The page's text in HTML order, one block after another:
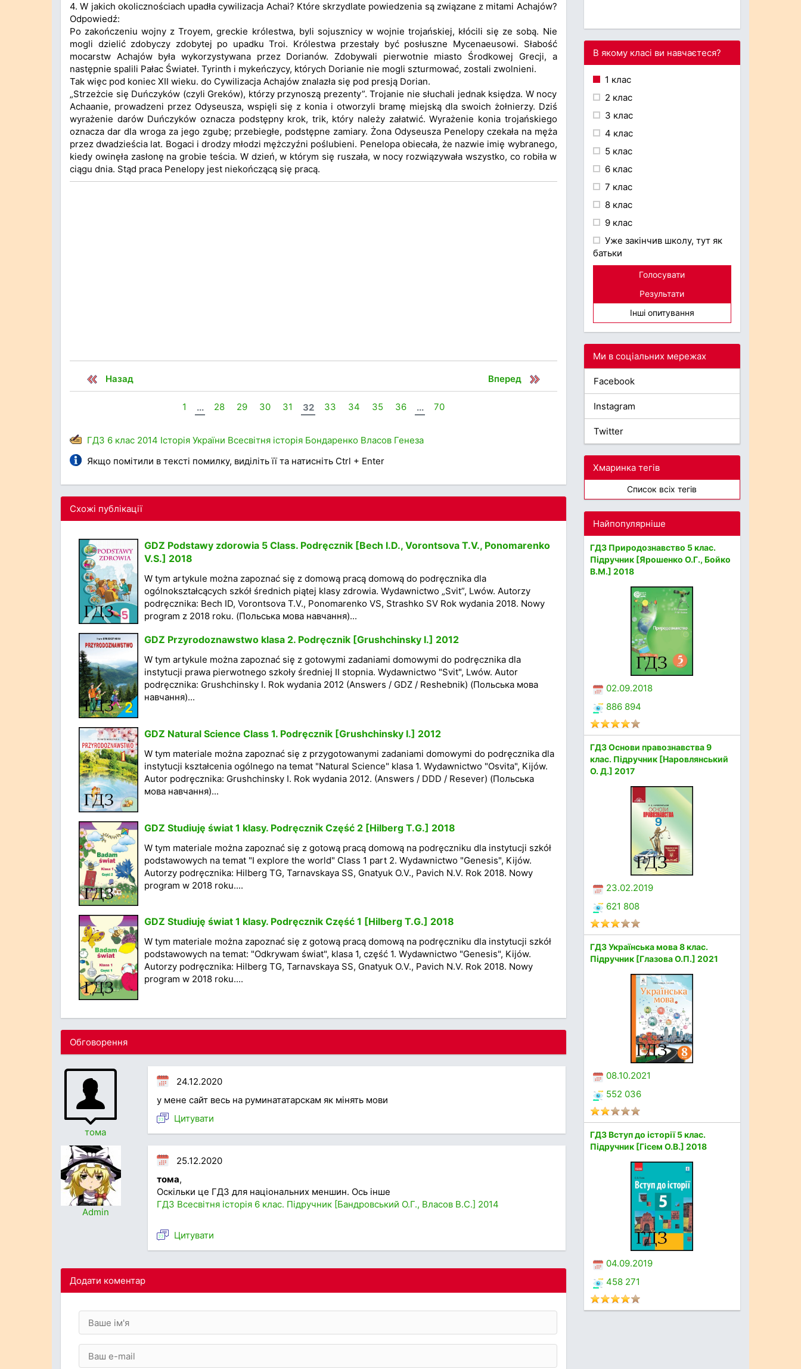
4. W jakich okolicznościach upadła cywilizacja Achai? Które skrzydlate powiedzenia są związane z mitami Achajów?
Odpowiedź:
Po zakończeniu wojny z Troyem, greckie królestwa, byli sojusznicy w wojnie trojańskiej, kłócili się ze sobą. Nie
mogli dzielić zdobyczy zdobytej po upadku Troi. Królestwa przestały być posłuszne Mycenaeusowi. Słabość
mocarstw Achajów była wykorzystywana przez Dorianów. Zdobywali pierwotnie miasto Środkowej Grecji, a
następnie spalili Pałac Świateł. Tyrinth i mykeńczycy, których Dorianie nie mogli szturmować, zostali zwolnieni.
Tak więc pod koniec XII wieku. do Cywilizacja Achajów znalazła się pod presją Dorian.
„Strzeżcie się Duńczyków (czyli Greków), którzy przynoszą prezenty”. Trojanie nie słuchali jednak księdza. W nocy
Achaanie, prowadzeni przez Odyseusza, wspięli się z konia i otworzyli bramę miejską dla swoich żołnierzy. Dziś
wyrażenie darów Duńczyków oznacza podstępny krok, trik, który należy załatwić. Wyrażenie konia trojańskiego
oznacza dar dla wroga za jego zgubę; przebiegłe, podstępne zamiary. Żona Odyseusza Penelopy czekała na męża
przez dwadzieścia lat. Bogaci i drodzy młodzi mężczyźni poślubieni. Penelopa obiecała, że nazwie imię wybranego,
kiedy owinęła zasłonę na grobie teścia. W dzień, w którym się ruszała, w nocy rozwiązywała wszystko, co robiła w
ciągu dnia. Stąd praca Penelopy jest niekończącą się pracą.
Назад Вперед
1 ... 28 29 30 31 32 33 34 35 36 ... 70
ГДЗ 6 клас 2014 Історія України Всесвітня історія Бондаренко Власов Генеза
Якщо помітили в тексті помилку, виділіть її та натисніть Ctrl + Enter
Схожі публікації
GDZ Podstawy zdorowia 5 Class. Podręcznik [Bech I.D., Vorontsova T.V., Ponomarenko
V.S.] 2018
W tym artykule można zapoznać się z domową pracą domową do podręcznika dla
ogólnokształcących szkół średnich piątej klasy zdrowia. Wydawnictwo „Svit”, Lwów. Autorzy
podręcznika: Bech ID, Vorontsova T.V., Ponomarenko VS, Strashko SV Rok wydania 2018. Nowy
program z 2018 roku. (Польська мова навчання)...
GDZ Przyrodoznawstwo klasa 2. Podręcznik [Grushchinsky I.] 2012
W tym artykule można zapoznać się z gotowymi zadaniami domowymi do podręcznika dla
instytucji prawa pierwotnego szkoły średniej II stopnia. Wydawnictwo "Svit", Lwów. Autor
podręcznika: Grushchinsky I. Rok wydania 2012 (Answers / GDZ / Reshebnik) (Польська мова
навчання)...
GDZ Natural Science Class 1. Podręcznik [Grushchinsky I.] 2012
W tym materiale można zapoznać się z przygotowanymi zadaniami domowymi do podręcznika dla
instytucji kształcenia ogólnego na temat "Natural Science" klasa 1. Wydawnictwo "Osvita", Kijów.
Autor podręcznika: Grushchinsky I. Rok wydania 2012. (Answers / DDD / Resever) (Польська
мова навчання)...
GDZ Studiuję świat 1 klasy. Podręcznik Część 2 [Hilberg T.G.] 2018
W tym materiale można zapoznać się z gotową pracą domową na podręczniku dla instytucji szkół
podstawowych na temat "I explore the world" Class 1 part 2. Wydawnictwo "Genesis", Kijów.
Autorzy podręcznika: Hilberg TG, Tarnavskaya SS, Gnatyuk O.V., Pavich N.V. Rok 2018. Nowy
program w 2018 roku....
GDZ Studiuję świat 1 klasy. Podręcznik Część 1 [Hilberg T.G.] 2018
W tym materiale można zapoznać się z gotową pracą domową na podręczniku dla instytucji szkół
podstawowych na temat: "Odkrywam świat", klasa 1, część 1. Wydawnictwo "Genesis", Kijów.
Autorzy podręcznika: Hilberg TG, Tarnavskaya SS, Gnatyuk O.V., Pavich N.V. Rok 2018. Nowy
program w 2018 roku....
Обговорення
тома
24.12.2020
у мене сайт весь на руминататарскам як мінять мови
Цитувати
Admin
25.12.2020
тома,
Оскільки це ГДЗ для національних меншин. Ось інше
ГДЗ Всесвітня історія 6 клас. Підручник [Бандровський О.Г., Власов В.С.] 2014
Цитувати
Додати коментар
В якому класі ви навчаєтеся?
1 клас
2 клас
3 клас
4 клас
5 клас
6 клас
7 клас
8 клас
9 клас
Уже закінчив школу, тут як
батьки
Голосувати
Результати
Інші опитування
Ми в соціальних мережах
Facebook
Instagram
Twitter
Хмаринка тегів
Список всіх тегів
Найпопулярніше
ГДЗ Природознавство 5 клас.
Підручник [Ярошенко О.Г., Бойко
В.М.] 2018
02.09.2018
886 894
ГДЗ Основи правознавства 9
клас. Підручник [Наровлянський
О. Д.] 2017
23.02.2019
621 808
ГДЗ Українська мова 8 клас.
Підручник [Глазова О.П.] 2021
08.10.2021
552 036
ГДЗ Вступ до історії 5 клас.
Підручник [Гісем О.В.] 2018
04.09.2019
458 271